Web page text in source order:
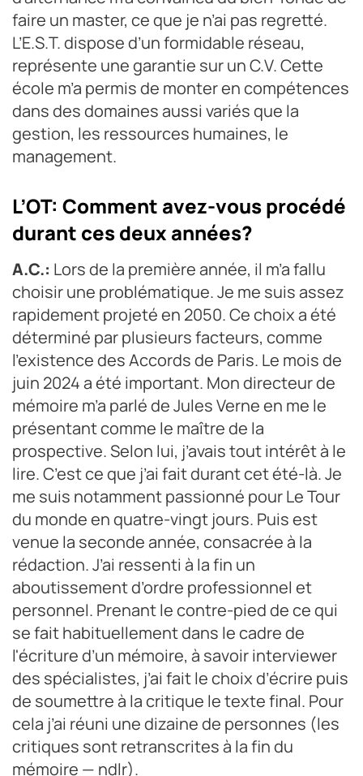
faire un master, ce que je n’ai pas regretté.
L’E.S.T. dispose d’un formidable réseau,
représente une garantie sur un C.V. Cette
école m’a permis de monter en compétences
dans des domaines aussi variés que la
gestion, les ressources humaines, le
management.
L’OT: Comment avez-vous procédé
durant ces deux années?
A.C.: Lors de la première année, il m’a fallu
choisir une problématique. Je me suis assez
rapidement projeté en 2050. Ce choix a été
déterminé par plusieurs facteurs, comme
l’existence des Accords de Paris. Le mois de
juin 2024 a été important. Mon directeur de
mémoire m’a parlé de Jules Verne en me le
présentant comme le maître de la
prospective. Selon lui, j’avais tout intérêt à le
lire. C’est ce que j’ai fait durant cet été-là. Je
me suis notamment passionné pour Le Tour
du monde en quatre-vingt jours. Puis est
venue la seconde année, consacrée à la
rédaction. J’ai ressenti à la fin un
aboutissement d’ordre professionnel et
personnel. Prenant le contre-pied de ce qui
se fait habituellement dans le cadre de
l'écriture d’un mémoire, à savoir interviewer
des spécialistes, j’ai fait le choix d’écrire puis
de soumettre à la critique le texte final. Pour
cela j’ai réuni une dizaine de personnes (les
critiques sont retranscrites à la fin du
mémoire — ndlr).